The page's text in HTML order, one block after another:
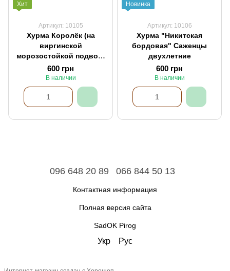
Хит
Артикул: 10105
Хурма Королёк (на
виргинской
морозостойкой подвой)
Саженцы двухлетние
600 грн
В наличии
Новинка
Артикул: 10106
Хурма "Никитская
бордовая" Саженцы
двухлетние
600 грн
В наличии
096 648 20 89 066 844 50 13
Контактная информация
Полная версия сайта
SadOK Pirog
Укр Рус